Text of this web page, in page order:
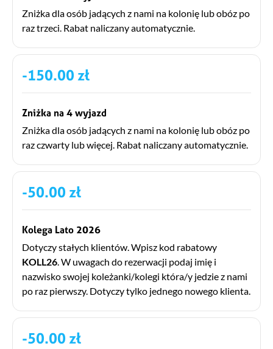
Zniżka dla osób jadących z nami na kolonię lub obóz po
raz trzeci. Rabat naliczany automatycznie.
-150.00 zł
Zniżka na 4 wyjazd
Zniżka dla osób jadących z nami na kolonię lub obóz po
raz czwarty lub więcej. Rabat naliczany automatycznie.
-50.00 zł
Kolega Lato 2026
Dotyczy stałych klientów. Wpisz kod rabatowy
KOLL26 . W uwagach do rezerwacji podaj imię i
nazwisko swojej koleżanki/kolegi która/y jedzie z nami
po raz pierwszy. Dotyczy tylko jednego nowego klienta.
-50.00 zł